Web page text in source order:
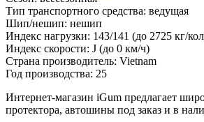
Тип транспортного средства: ведущая
Шип/нешип: нешип
Индекс нагрузки: 143/141 (до 2725 кг/
Индекс скорости: J (до 0 км/ч)
Страна производитель: Vietnam
Год производства: 25
Интернет-магазин iGum предлагает
протектора, автошины под заказ и в